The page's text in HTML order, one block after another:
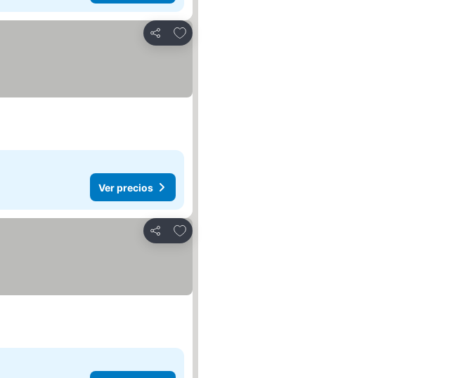
Compartir
Agregar a favoritos
Ver precios
Compartir
Agregar a favoritos